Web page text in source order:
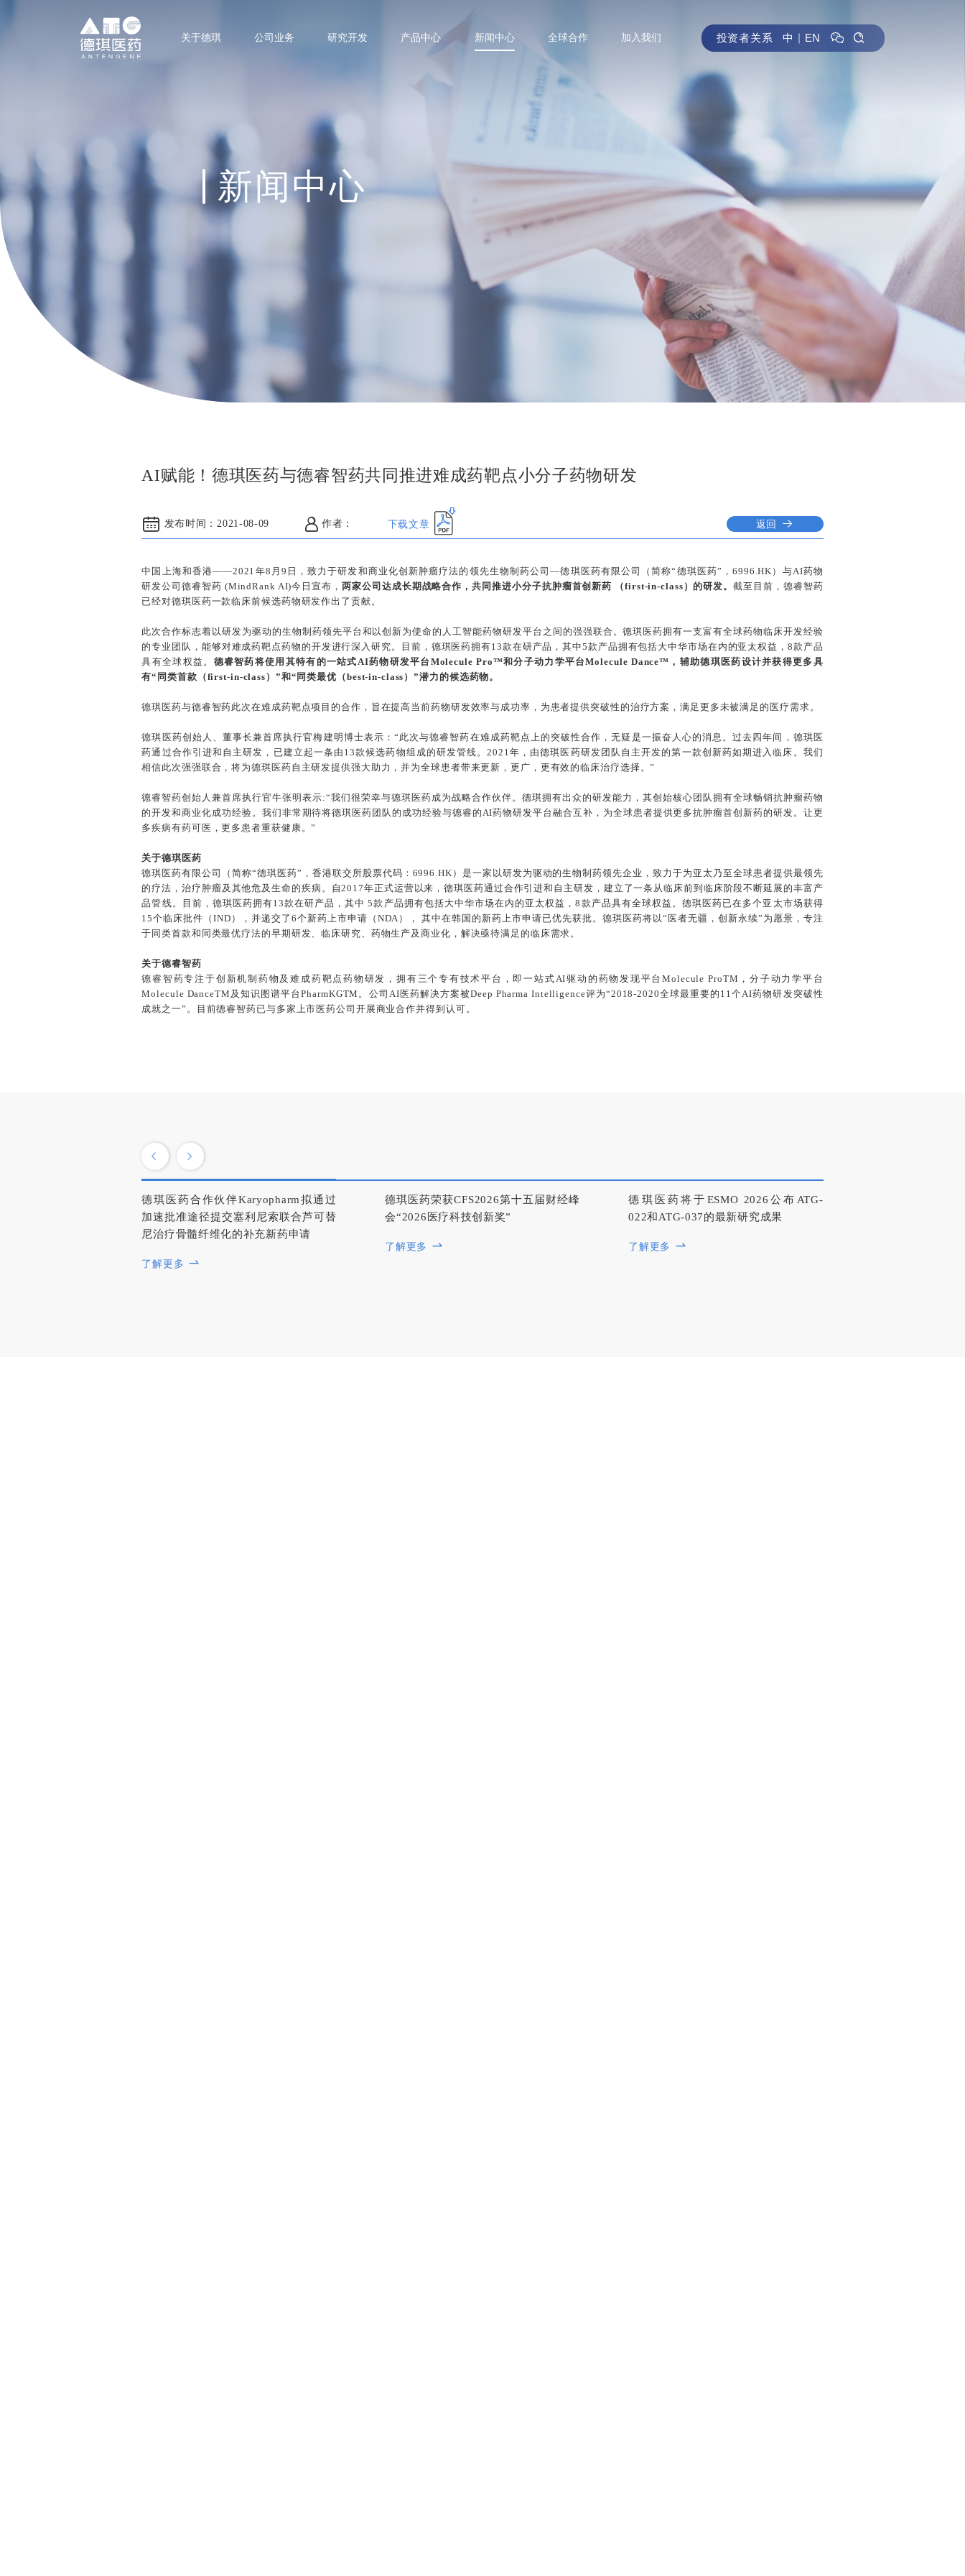
关于德琪 公司业务 研究开发 产品中心 新闻中心 全球合作 加入我们 投资者关系 中 ｜ EN
新闻中心
AI赋能！德琪医药与德睿智药共同推进难成药靶点小分子药物研发
发布时间：2021-08-09 作者： 下载文章 返回
中国上海和香港——2021年8月9日，致力于研发和商业化创新肿瘤疗法的领先生物制药公司—德琪医药有限公司（简称“德琪医药”，6996.HK）与AI药物
研发公司德睿智药 (MindRank AI)今日宣布，两家公司达成长期战略合作，共同推进小分子抗肿瘤首创新药 （first-in-class）的研发。截至目前，德睿智药
已经对德琪医药一款临床前候选药物研发作出了贡献。
此次合作标志着以研发为驱动的生物制药领先平台和以创新为使命的人工智能药物研发平台之间的强强联合。德琪医药拥有一支富有全球药物临床开发经验
的专业团队，能够对难成药靶点药物的开发进行深入研究。目前，德琪医药拥有13款在研产品，其中5款产品拥有包括大中华市场在内的亚太权益，8款产品
具有全球权益。 德睿智药将使用其特有的一站式AI药物研发平台Molecule Pro™和分子动力学平台Molecule Dance™，辅助德琪医药设计并获得更多具
有“同类首款（first-in-class）”和“同类最优（best-in-class）”潜力的候选药物。
德琪医药与德睿智药此次在难成药靶点项目的合作，旨在提高当前药物研发效率与成功率，为患者提供突破性的治疗方案，满足更多未被满足的医疗需求。
德琪医药创始人、董事长兼首席执行官梅建明博士表示：“此次与德睿智药在难成药靶点上的突破性合作，无疑是一振奋人心的消息。过去四年间，德琪医
药通过合作引进和自主研发，已建立起一条由13款候选药物组成的研发管线。2021年，由德琪医药研发团队自主开发的第一款创新药如期进入临床。我们
相信此次强强联合，将为德琪医药自主研发提供强大助力，并为全球患者带来更新，更广，更有效的临床治疗选择。”
德睿智药创始人兼首席执行官牛张明表示:“我们很荣幸与德琪医药成为战略合作伙伴。德琪拥有出众的研发能力，其创始核心团队拥有全球畅销抗肿瘤药物
的开发和商业化成功经验。我们非常期待将德琪医药团队的成功经验与德睿的AI药物研发平台融合互补，为全球患者提供更多抗肿瘤首创新药的研发。让更
多疾病有药可医，更多患者重获健康。”
关于德琪医药
德琪医药有限公司（简称“德琪医药”，香港联交所股票代码：6996.HK）是一家以研发为驱动的生物制药领先企业，致力于为亚太乃至全球患者提供最领先
的疗法，治疗肿瘤及其他危及生命的疾病。自2017年正式运营以来，德琪医药通过合作引进和自主研发，建立了一条从临床前到临床阶段不断延展的丰富产
品管线。目前，德琪医药拥有13款在研产品，其中 5款产品拥有包括大中华市场在内的亚太权益，8款产品具有全球权益。德琪医药已在多个亚太市场获得
15个临床批件（IND），并递交了6个新药上市申请（NDA）， 其中在韩国的新药上市申请已优先获批。德琪医药将以“医者无疆，创新永续”为愿景，专注
于同类首款和同类最优疗法的早期研发、临床研究、药物生产及商业化，解决亟待满足的临床需求。
关于德睿智药
德睿智药专注于创新机制药物及难成药靶点药物研发，拥有三个专有技术平台，即一站式AI驱动的药物发现平台Molecule ProTM，分子动力学平台
Molecule DanceTM及知识图谱平台PharmKGTM。公司AI医药解决方案被Deep Pharma Intelligence评为“2018-2020全球最重要的11个AI药物研发突破性
成就之一”。目前德睿智药已与多家上市医药公司开展商业合作并得到认可。
德琪医药合作伙伴Karyopharm拟通过
加速批准途径提交塞利尼索联合芦可替
尼治疗骨髓纤维化的补充新药申请
了解更多
德琪医药荣获CFS2026第十五届财经峰
会“2026医疗科技创新奖”
了解更多
德琪医药将于ESMO 2026公布ATG-
022和ATG-037的最新研究成果
了解更多